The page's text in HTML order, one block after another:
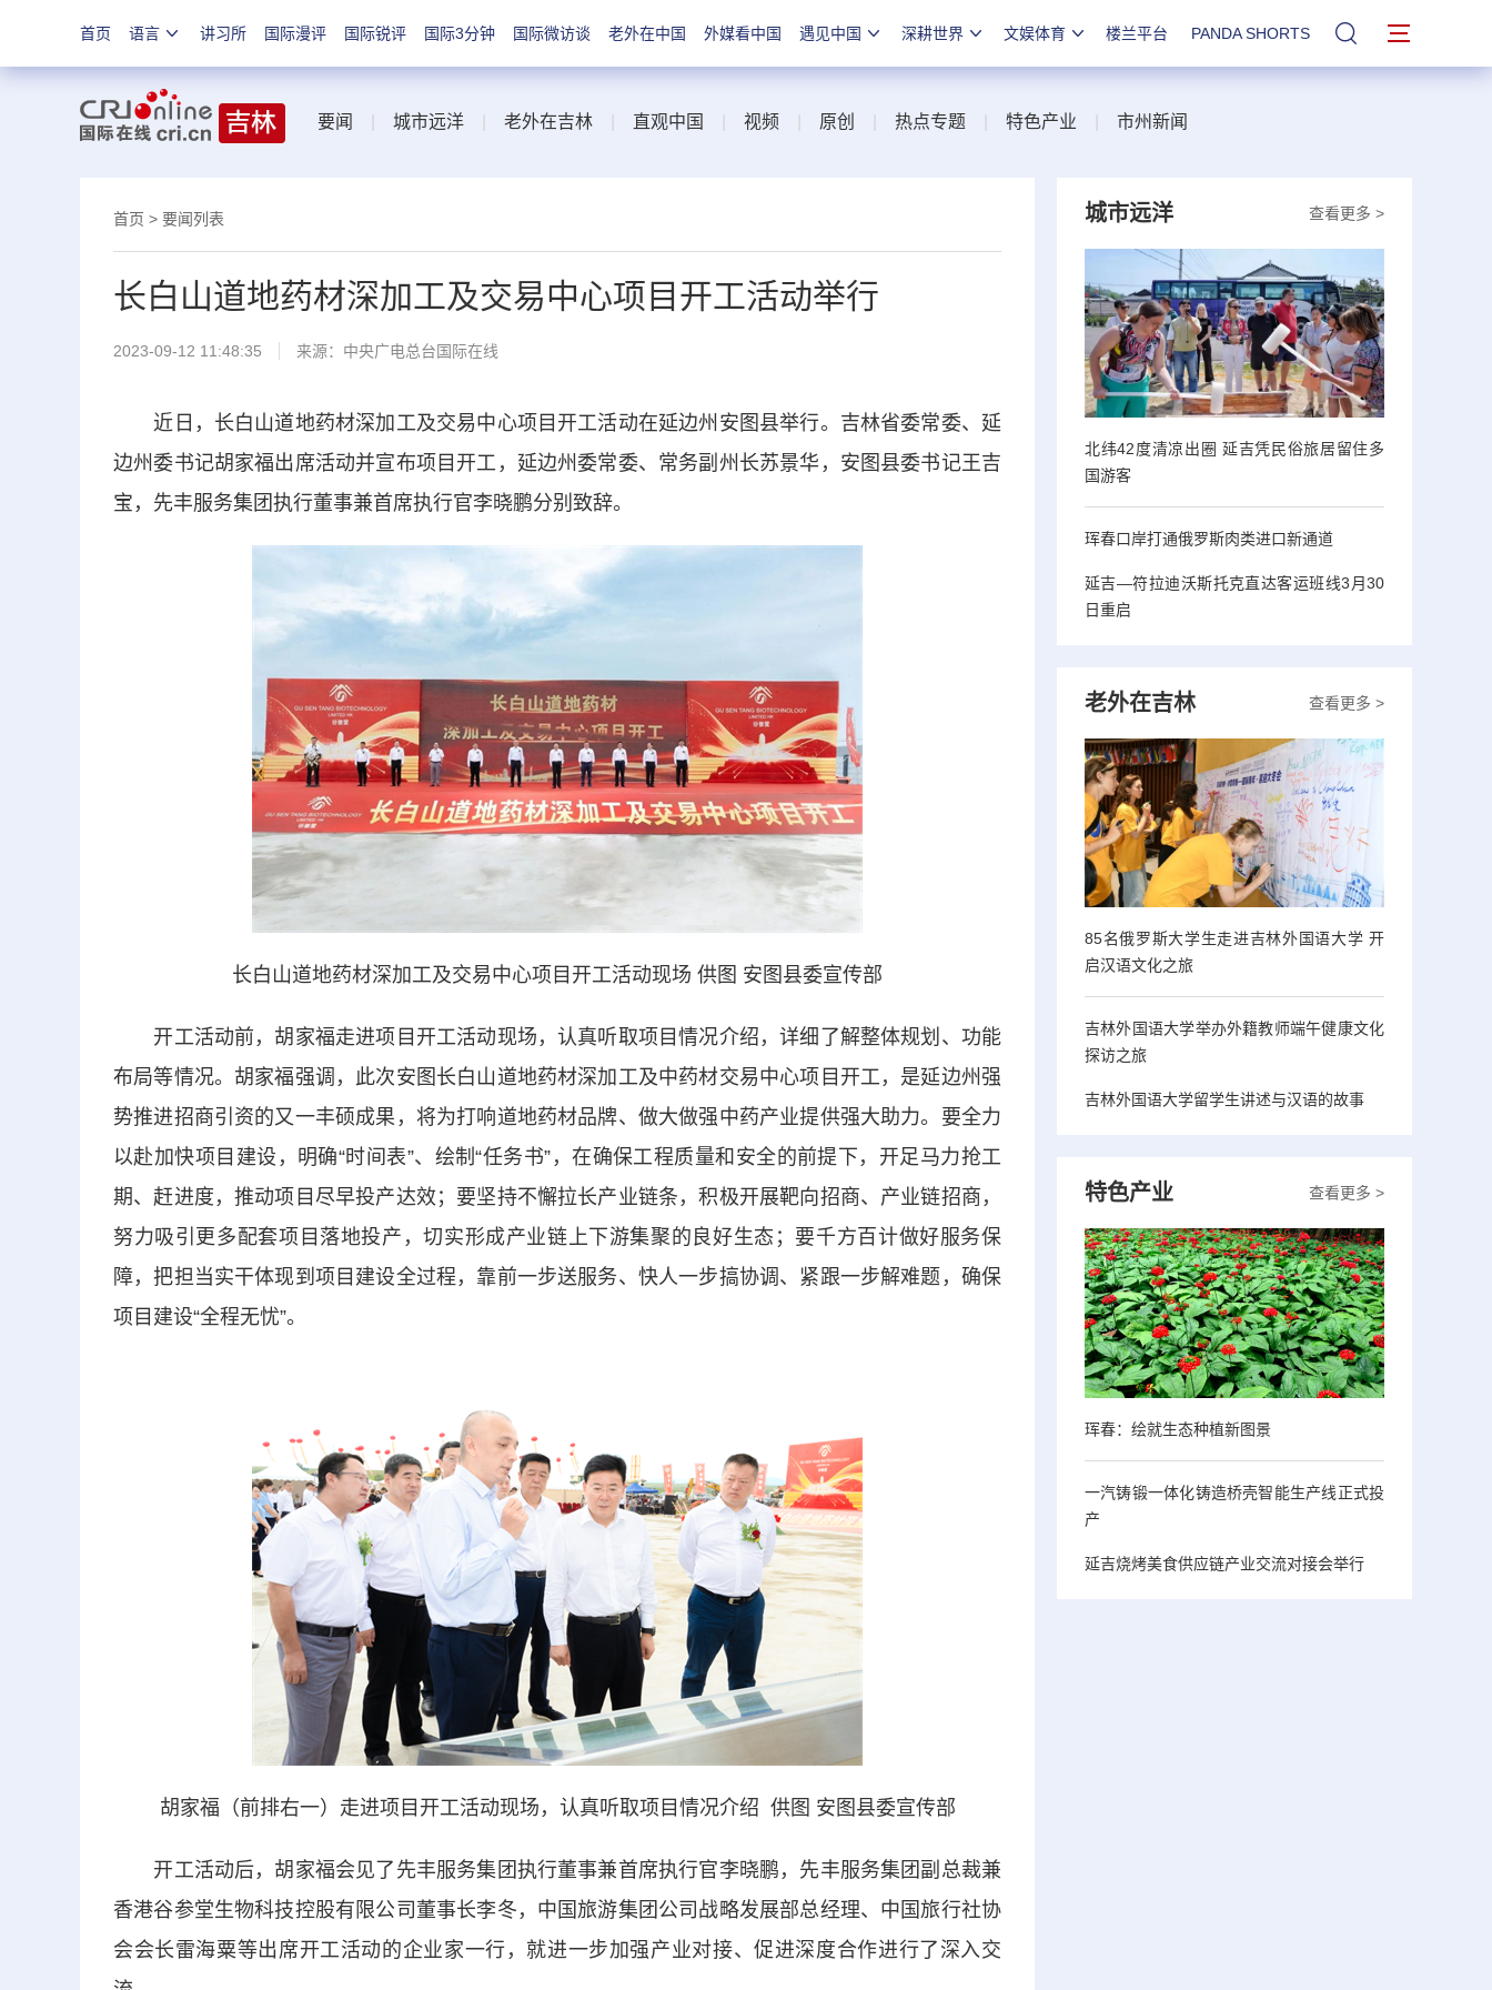
首页 语言 讲习所 国际漫评 国际锐评 国际3分钟 国际微访谈 老外在中国 外媒看中国 遇见中国 深耕世界 文娱体育 楼兰平台 PANDA SHORTS 站内搜索
要闻 城市远洋 老外在吉林 直观中国 视频 原创 热点专题 特色产业 市州新闻
首页 > 要闻列表
长白山道地药材深加工及交易中心项目开工活动举行
2023-09-12 11:48:35 来源：中央广电总台国际在线
近日，长白山道地药材深加工及交易中心项目开工活动在延边州安图县举行。吉林省委常委、延
边州委书记胡家福出席活动并宣布项目开工，延边州委常委、常务副州长苏景华，安图县委书记王吉
宝，先丰服务集团执行董事兼首席执行官李晓鹏分别致辞。
长白山道地药材深加工及交易中心项目开工活动现场 供图 安图县委宣传部
开工活动前，胡家福走进项目开工活动现场，认真听取项目情况介绍，详细了解整体规划、功能
布局等情况。胡家福强调，此次安图长白山道地药材深加工及中药材交易中心项目开工，是延边州强
势推进招商引资的又一丰硕成果，将为打响道地药材品牌、做大做强中药产业提供强大助力。要全力
以赴加快项目建设，明确“时间表”、绘制“任务书”，在确保工程质量和安全的前提下，开足马力抢工
期、赶进度，推动项目尽早投产达效；要坚持不懈拉长产业链条，积极开展靶向招商、产业链招商，
努力吸引更多配套项目落地投产，切实形成产业链上下游集聚的良好生态；要千方百计做好服务保
障，把担当实干体现到项目建设全过程，靠前一步送服务、快人一步搞协调、紧跟一步解难题，确保
项目建设“全程无忧”。
胡家福（前排右一）走进项目开工活动现场，认真听取项目情况介绍 供图 安图县委宣传部
开工活动后，胡家福会见了先丰服务集团执行董事兼首席执行官李晓鹏，先丰服务集团副总裁兼
香港谷参堂生物科技控股有限公司董事长李冬，中国旅游集团公司战略发展部总经理、中国旅行社协
会会长雷海粟等出席开工活动的企业家一行，就进一步加强产业对接、促进深度合作进行了深入交
查看更多 >
城市远洋
北纬42度清凉出圈 延吉凭民俗旅居留住多
国游客
珲春口岸打通俄罗斯肉类进口新通道
延吉—符拉迪沃斯托克直达客运班线3月30
日重启
查看更多 >
老外在吉林
85名俄罗斯大学生走进吉林外国语大学 开
启汉语文化之旅
吉林外国语大学举办外籍教师端午健康文化
探访之旅
吉林外国语大学留学生讲述与汉语的故事
查看更多 >
特色产业
珲春：绘就生态种植新图景
一汽铸锻一体化铸造桥壳智能生产线正式投
产
延吉烧烤美食供应链产业交流对接会举行